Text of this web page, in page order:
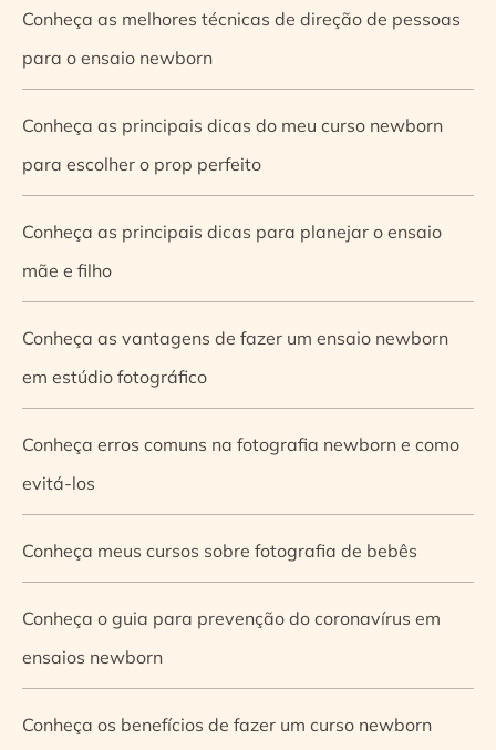
Conheça as melhores técnicas de direção de pessoas
para o ensaio newborn
Conheça as principais dicas do meu curso newborn
para escolher o prop perfeito
Conheça as principais dicas para planejar o ensaio
mãe e filho
Conheça as vantagens de fazer um ensaio newborn
em estúdio fotográfico
Conheça erros comuns na fotografia newborn e como
evitá-los
Conheça meus cursos sobre fotografia de bebês
Conheça o guia para prevenção do coronavírus em
ensaios newborn
Conheça os benefícios de fazer um curso newborn